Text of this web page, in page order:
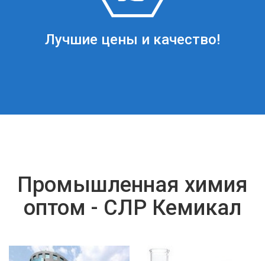
Лучшие цены и качество!
Промышленная химия
оптом - СЛР Кемикал